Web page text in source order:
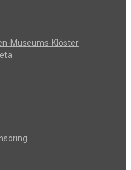
Museums-Klöster